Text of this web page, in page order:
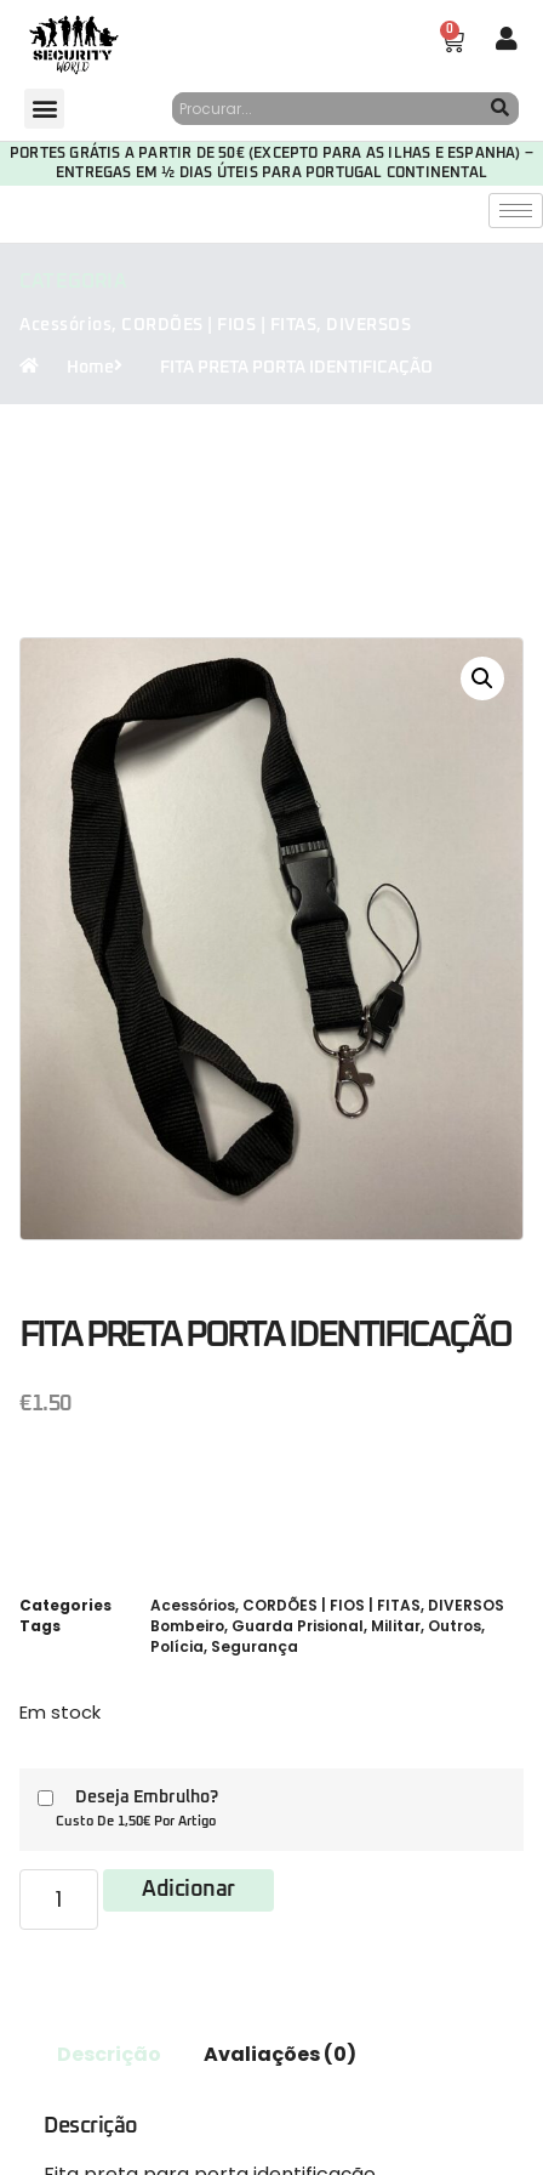
0
PORTES GRÁTIS A PARTIR DE 50€ (EXCEPTO PARA AS ILHAS E ESPANHA) –
ENTREGAS EM ½ DIAS ÚTEIS PARA PORTUGAL CONTINENTAL
Acessórios, CORDÕES | FIOS | FITAS, DIVERSOS
Home FITA PRETA PORTA IDENTIFICAÇÃO
FITA PRETA PORTA IDENTIFICAÇÃO
€1.50
Categories Acessórios, CORDÕES | FIOS | FITAS, DIVERSOS
Tags
Bombeiro, Guarda Prisional, Militar, Outros,
Polícia, Segurança
Em stock
Deseja Embrulho?
Custo De 1,50€ Por Artigo
Adicionar
Descrição Avaliações (0)
Descrição